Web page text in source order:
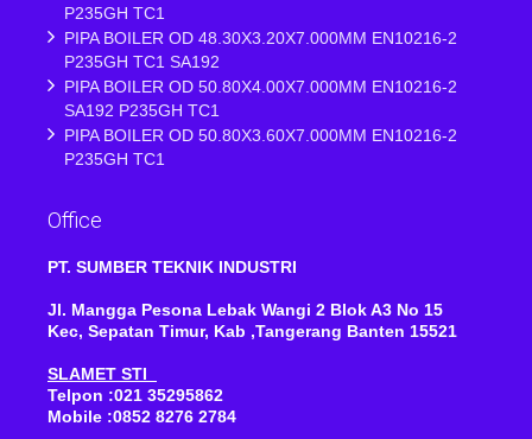
P235GH TC1
PIPA BOILER OD 48.30X3.20X7.000MM EN10216-2
P235GH TC1 SA192
PIPA BOILER OD 50.80X4.00X7.000MM EN10216-2
SA192 P235GH TC1
PIPA BOILER OD 50.80X3.60X7.000MM EN10216-2
P235GH TC1
Office
PT. SUMBER TEKNIK INDUSTRI
Jl. Mangga Pesona Lebak Wangi 2 Blok A3 No 15
Kec, Sepatan Timur, Kab ,Tangerang Banten 15521
SLAMET STI
Telpon :021 35295862
Mobile :0852 8276 2784